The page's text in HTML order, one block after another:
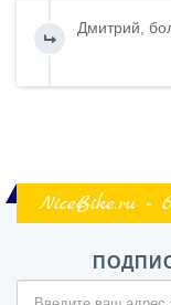
Дмитрий,
NiceBike.ru -